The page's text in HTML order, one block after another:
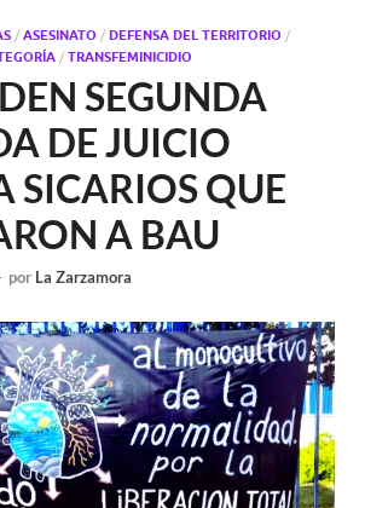
/ ASESINATO / DEFENSA DEL TERRITORIO /
/ TRANSFEMINICIDIO
SEGUNDA
DE JUICIO
SICARIOS QUE
A BAU
por La Zarzamora